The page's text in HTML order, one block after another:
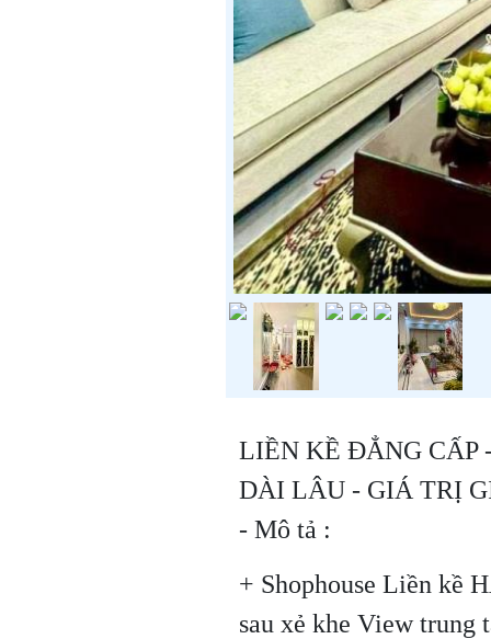
LIỀN KỀ ĐẲNG CẤP
DÀI LÂU - GIÁ TRỊ
- Mô tả :
+ Shophouse Liền kề
sau xẻ khe View trung